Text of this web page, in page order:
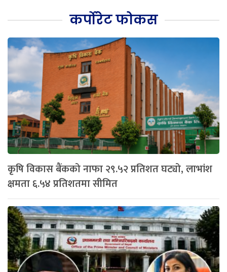
कर्पोरेट फोकस
कृषि विकास बैंकको नाफा २९.५२ प्रतिशत घट्यो, लाभांश
क्षमता ६.५४ प्रतिशतमा सीमित